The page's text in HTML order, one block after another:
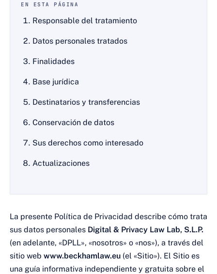
EN ESTA PÁGINA
Responsable del tratamiento
Datos personales tratados
Finalidades
Base jurídica
Destinatarios y transferencias
Conservación de datos
Sus derechos como interesado
Actualizaciones
La presente Política de Privacidad describe cómo trata
sus datos personales Digital & Privacy Law Lab, S.L.P.
(en adelante, «DPLL», «nosotros» o «nos»), a través del
sitio web www.beckhamlaw.eu (el «Sitio»). El Sitio es
una guía informativa independiente y gratuita sobre el